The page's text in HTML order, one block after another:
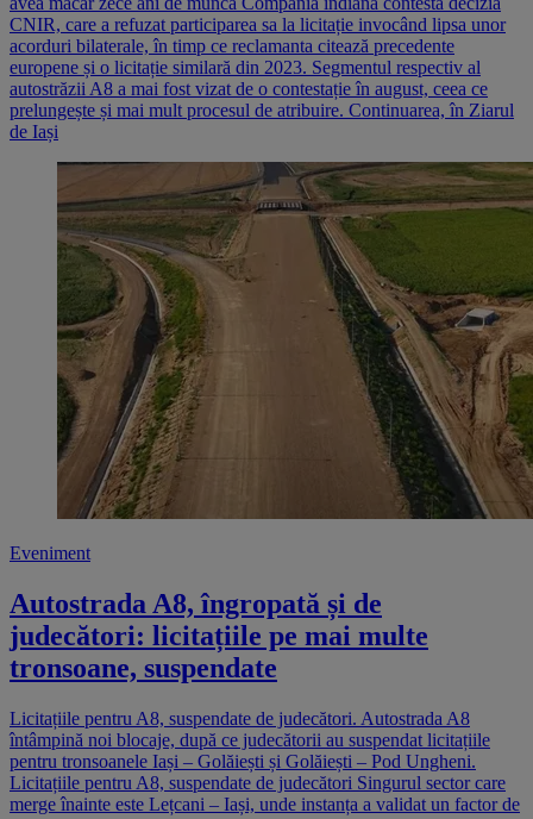
CNIR, care a refuzat participarea sa la licitație invocând lipsa unor
acorduri bilaterale, în timp ce reclamanta citează precedente
europene și o licitație similară din 2023. Segmentul respectiv al
autostrăzii A8 a mai fost vizat de o contestație în august, ceea ce
prelungește și mai mult procesul de atribuire. Continuarea, în Ziarul
de Iași
Eveniment
Autostrada A8, îngropată și de
judecători: licitațiile pe mai multe
tronsoane, suspendate
Licitațiile pentru A8, suspendate de judecători. Autostrada A8
întâmpină noi blocaje, după ce judecătorii au suspendat licitațiile
pentru tronsoanele Iași – Golăiești și Golăiești – Pod Ungheni.
Licitațiile pentru A8, suspendate de judecători Singurul sector care
merge înainte este Lețcani – Iași, unde instanța a validat un factor de